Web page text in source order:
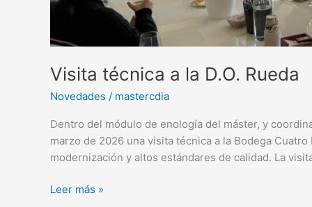
Visita técnica a la D.O. Rueda
Novedades / mastercdia
Dentro del módulo de enología del máster, y
marzo de 2026 una visita técnica a la Bodega
modernización y altos estándares de calidad. La
Leer más »